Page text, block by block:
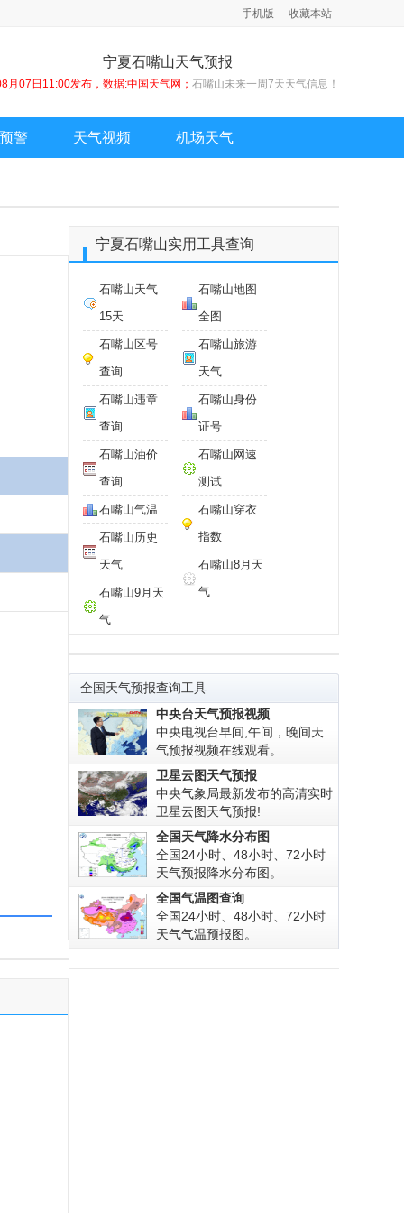
手机版 收藏本站
宁夏石嘴山天气预报
月07日11:00发布，数据:中国天气网； 石嘴山未来一周7天天气信息！
警 天气视频 机场天气
宁夏石嘴山实用工具查询
石嘴山天气
15天
石嘴山地图
全图
石嘴山区号
查询
石嘴山旅游
天气
石嘴山违章
查询
石嘴山身份
证号
石嘴山油价
查询
石嘴山网速
测试
石嘴山气温
石嘴山穿衣
指数
石嘴山历史
天气
石嘴山8月天
气
石嘴山9月天
气
全国天气预报查询工具
中央台天气预报视频
中央电视台早间,午间，晚间天
气预报视频在线观看。
卫星云图天气预报
中央气象局最新发布的高清实时
卫星云图天气预报!
全国天气降水分布图
全国24小时、48小时、72小时
天气预报降水分布图。
全国气温图查询
全国24小时、48小时、72小时
天气气温预报图。